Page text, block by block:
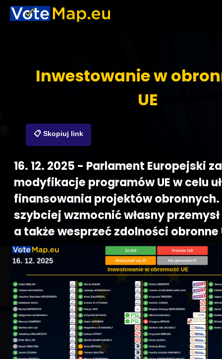
Inwestowanie w
UE
📋 Skopiuj link
16. 12. 2025 - Parlament Europejski
modyfikacje programów UE w celu
finansowania projektów obronnych.
szybciej wzmocnić własny
a także wesprzeć zdolności obronne